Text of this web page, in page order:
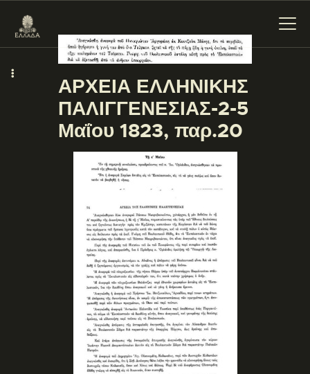
ΕΝΌΤΗΤΕΣ
ΞΥΛΌΚΑΣΤΡΟ –
ΑΡΧΕΙΑ ΕΛΛΗΝΙΚΗΣ
ΠΑΛΙΓΓΕΝΕΣΙΑΣ-2-5
Μαΐου 1823, παρ.20